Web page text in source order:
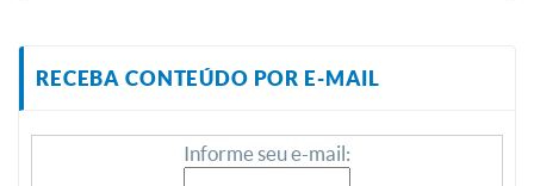
RECEBA CONTEÚDO POR E-MAIL
Informe seu e-mail: